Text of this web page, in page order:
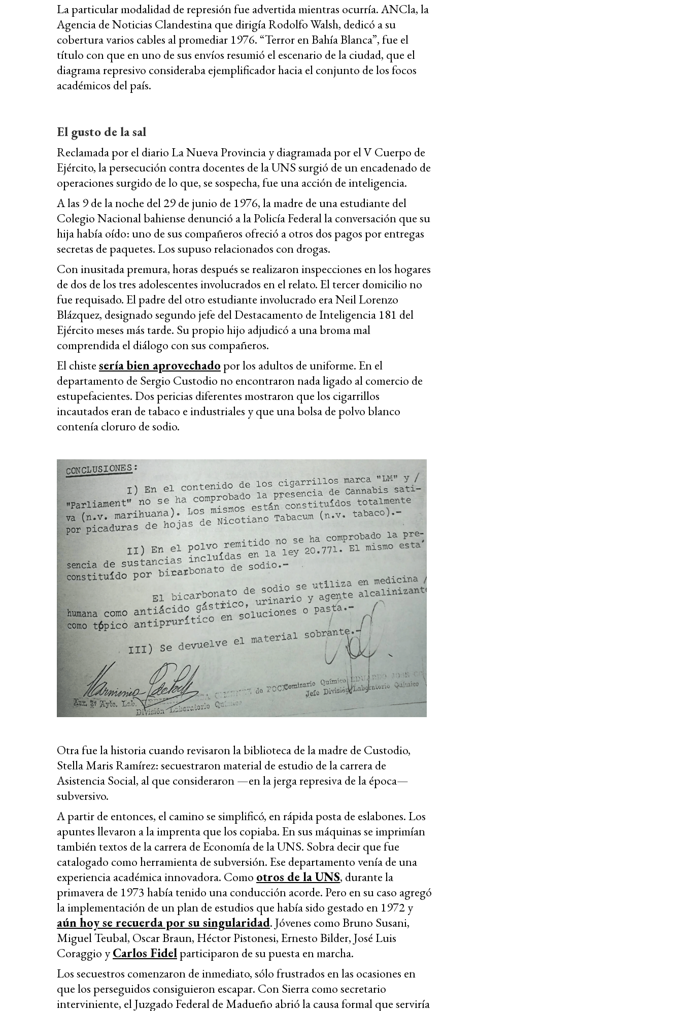
La particular modalidad de represión fue advertida mientras ocurría. ANCla, la
Agencia de Noticias Clandestina que dirigía Rodolfo Walsh, dedicó a su
cobertura varios cables al promediar 1976. “Terror en Bahía Blanca”, fue el
título con que en uno de sus envíos resumió el escenario de la ciudad, que el
diagrama represivo consideraba ejemplificador hacia el conjunto de los focos
académicos del país.
El gusto de la sal
Reclamada por el diario La Nueva Provincia y diagramada por el V Cuerpo de
Ejército, la persecución contra docentes de la UNS surgió de un encadenado de
operaciones surgido de lo que, se sospecha, fue una acción de inteligencia.
A las 9 de la noche del 29 de junio de 1976, la madre de una estudiante del
Colegio Nacional bahiense denunció a la Policía Federal la conversación que su
hija había oído: uno de sus compañeros ofreció a otros dos pagos por entregas
secretas de paquetes. Los supuso relacionados con drogas.
Con inusitada premura, horas después se realizaron inspecciones en los hogares
de dos de los tres adolescentes involucrados en el relato. El tercer domicilio no
fue requisado. El padre del otro estudiante involucrado era Neil Lorenzo
Blázquez, designado segundo jefe del Destacamento de Inteligencia 181 del
Ejército meses más tarde. Su propio hijo adjudicó a una broma mal
comprendida el diálogo con sus compañeros.
El chistesería bien aprovechado por los adultos de uniforme. En el
departamento de Sergio Custodio no encontraron nada ligado al comercio de
estupefacientes. Dos pericias diferentes mostraron que los cigarrillos
incautados eran de tabaco e industriales y que una bolsa de polvo blanco
contenía cloruro de sodio.
Otra fue la historia cuando revisaron la biblioteca de la madre de Custodio,
Stella Maris Ramírez: secuestraron material de estudio de la carrera de
Asistencia Social, al que consideraron —en la jerga represiva de la época—
subversivo.
A partir de entonces, el camino se simplificó, en rápida posta de eslabones. Los
apuntes llevaron a la imprenta que los copiaba. En sus máquinas se imprimían
también textos de la carrera de Economía de la UNS. Sobra decir que fue
catalogado como herramienta de subversión. Ese departamento venía de una
experiencia académica innovadora. Como otros de la UNS, durante la
primavera de 1973 había tenido una conducción acorde. Pero en su caso agregó
la implementación de un plan de estudios que había sido gestado en 1972 y
aún hoy se recuerda por su singularidad. Jóvenes como Bruno Susani,
Miguel Teubal, Oscar Braun, Héctor Pistonesi, Ernesto Bilder, José Luis
Coraggio yCarlos Fidelparticiparon de su puesta en marcha.
Los secuestros comenzaron de inmediato, sólo frustrados en las ocasiones en
que los perseguidos consiguieron escapar. Con Sierra como secretario
interviniente, el Juzgado Federal de Madueño abrió la causa formal que serviría